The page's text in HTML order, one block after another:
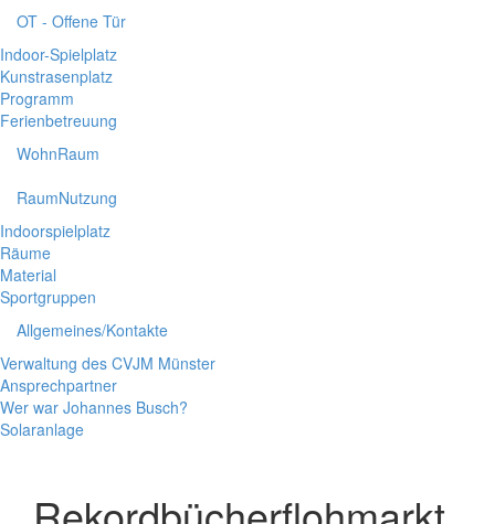
OT - Offene Tür
Indoor-Spielplatz
Kunstrasenplatz
Programm
Ferienbetreuung
WohnRaum
RaumNutzung
Indoorspielplatz
Räume
Material
Sportgruppen
Allgemeines/Kontakte
Verwaltung des CVJM Münster
Ansprechpartner
Wer war Johannes Busch?
Solaranlage